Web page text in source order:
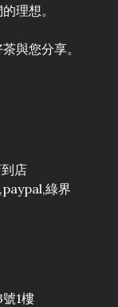
理想。
與您分享。
店
綠界
1樓